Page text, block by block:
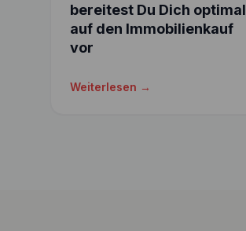
bereitest Du Dich optimal
auf den Immobilienkauf
vor
Weiterlesen →